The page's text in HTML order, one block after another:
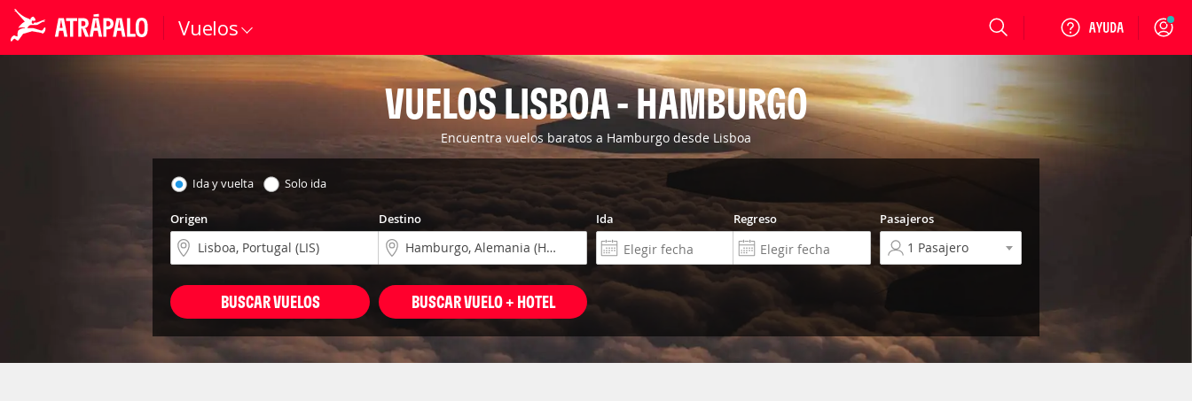
Vuelos Login
VUELOS LISBOA - HAMBURGO
Encuentra vuelos baratos a Hamburgo desde Lisboa
Ida y vuelta Solo ida
Origen Destino Ida Regreso Pasajeros
BUSCAR VUELOS BUSCAR VUELO + HOTEL